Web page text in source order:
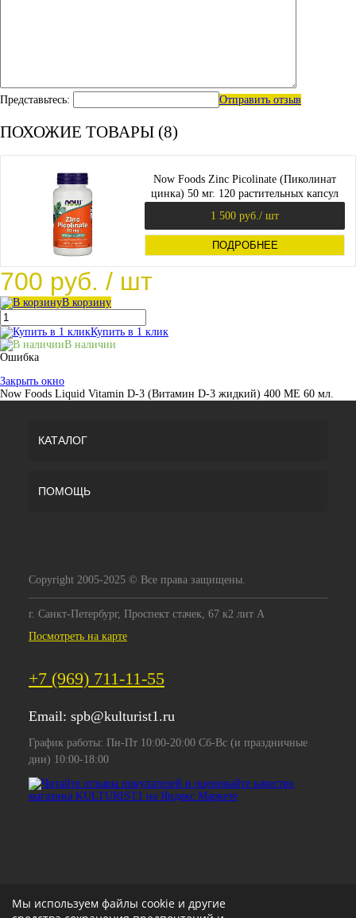
Представьтесь: Отправить отзыв
ПОХОЖИЕ ТОВАРЫ (8)
Now Foods Zinc Picolinate (Пиколинат
цинка) 50 мг. 120 растительных капсул
1 500 руб. / шт
ПОДРОБНЕЕ
700 руб. / шт
В корзину
Купить в 1 клик
В наличии
Ошибка
Закрыть окно
Now Foods Liquid Vitamin D-3 (Витамин D-3 жидкий) 400 МЕ 60 мл.
КАТАЛОГ
ПОМОЩЬ
Copyright 2005-2025 © Все права защищены.
г. Санкт-Петербург, Проспект стачек, 67 к2 лит А
Посмотреть на карте
+7 (969) 711-11-55
Email: spb@kulturist1.ru
График работы: Пн-Пт 10:00-20:00 Сб-Вс (и праздничные
дни) 10:00-18:00
Мы используем файлы cookie и другие